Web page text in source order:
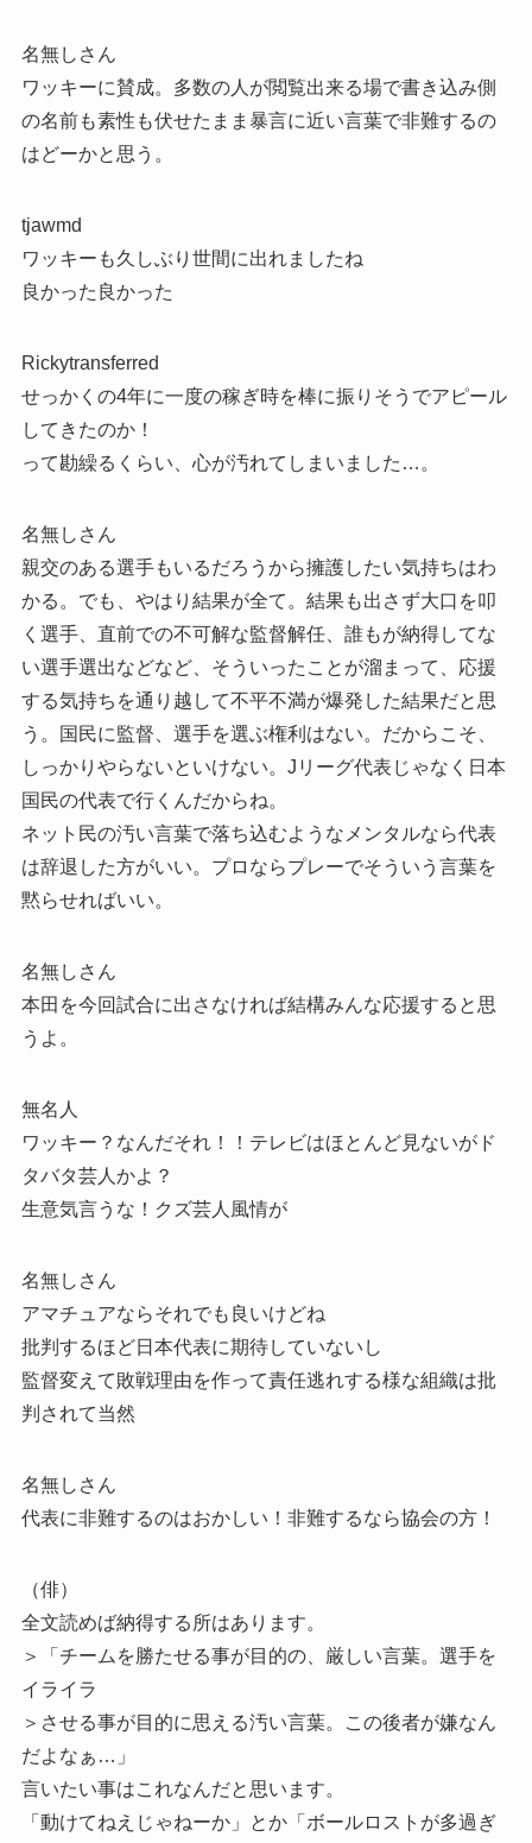
名無しさん
ワッキーに賛成。多数の人が閲覧出来る場で書き込み側
の名前も素性も伏せたまま暴言に近い言葉で非難するの
はどーかと思う。
tjawmd
ワッキーも久しぶり世間に出れましたね
良かった良かった
Rickytransferred
せっかくの4年に一度の稼ぎ時を棒に振りそうでアピール
してきたのか！
って勘繰るくらい、心が汚れてしまいました…。
名無しさん
親交のある選手もいるだろうから擁護したい気持ちはわ
かる。でも、やはり結果が全て。結果も出さず大口を叩
く選手、直前での不可解な監督解任、誰もが納得してな
い選手選出などなど、そういったことが溜まって、応援
する気持ちを通り越して不平不満が爆発した結果だと思
う。国民に監督、選手を選ぶ権利はない。だからこそ、
しっかりやらないといけない。Jリーグ代表じゃなく日本
国民の代表で行くんだからね。
ネット民の汚い言葉で落ち込むようなメンタルなら代表
は辞退した方がいい。プロならプレーでそういう言葉を
黙らせればいい。
名無しさん
本田を今回試合に出さなければ結構みんな応援すると思
うよ。
無名人
ワッキー？なんだそれ！！テレビはほとんど見ないがド
タバタ芸人かよ？
生意気言うな！クズ芸人風情が
名無しさん
アマチュアならそれでも良いけどね
批判するほど日本代表に期待していないし
監督変えて敗戦理由を作って責任逃れする様な組織は批
判されて当然
名無しさん
代表に非難するのはおかしい！非難するなら協会の方！
（俳）
全文読めば納得する所はあります。
＞「チームを勝たせる事が目的の、厳しい言葉。選手を
イライラ
＞させる事が目的に思える汚い言葉。この後者が嫌なん
だよなぁ…」
言いたい事はこれなんだと思います。
「動けてねえじゃねーか」とか「ボールロストが多過ぎ